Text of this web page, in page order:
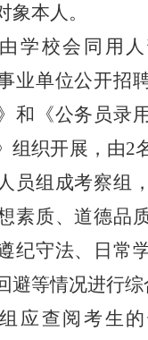
象本人。
学校会同用
业单位公开招
和《公务员录
组织开展，由2
员组成考察组
素质、道德品
纪守法、日常
避等情况进行综
应查阅考生